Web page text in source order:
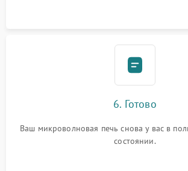
6. Готово
Ваш микроволновая печь снова у вас в
состоянии.